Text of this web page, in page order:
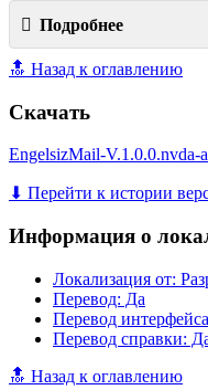
Подробнее
🔝 Назад к оглавлению
Скачать
EngelsizMail-V.1.0.0.nvda-
⬇ Перейти к истории
Информация о
Локализация от:
Перевод: Да
Перевод
Перевод справки:
🔝 Назад к оглавлению